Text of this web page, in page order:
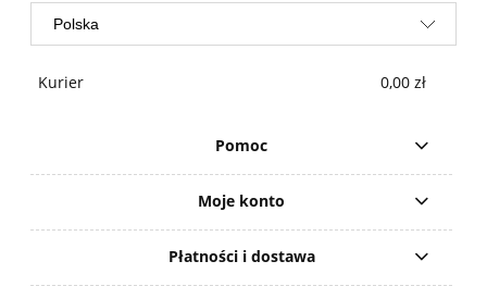
Kurier 0,00 zł
Pomoc
Moje konto
Płatności i dostawa